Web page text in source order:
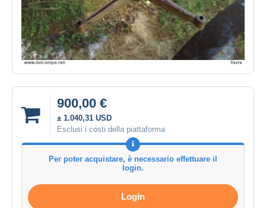
900,00 €
± 1.040,31 USD
Esclusi i costi della piattaforma
Per poter acquistare, è necessario effettuare il
login.
Login